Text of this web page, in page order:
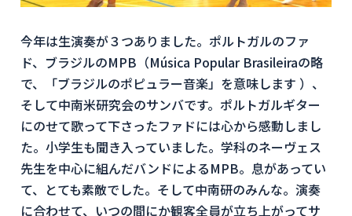
今年は生演奏が３つありました。ポルトガルのファ
ド、ブラジルのMPB（Música Popular Brasileiraの略
で、「ブラジルのポピュラー音楽」を意味します ）、
そして中南米研究会のサンバです。ポルトガルギター
にのせて歌って下さったファドには心から感動しまし
た。小学生も聞き入っていました。学科のネーヴェス
先生を中心に組んだバンドによるMPB。息があってい
て、とても素敵でした。そして中南研のみんな。演奏
に合わせて、いつの間にか観客全員が立ち上がってサ